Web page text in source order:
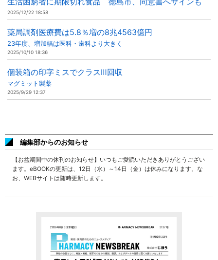
2025/12/22 18:58
薬局調剤医療費は5.8％増の8兆4563億円
23年度、増加幅は医科・歯科より大きく
2025/10/10 18:36
個装箱の印字ミスでクラスⅢ回収
マグミット製薬
2025/9/29 12:37
編集部からのお知らせ
【お盆期間中の休刊のお知らせ】いつもご愛読いただきありがとうござい
ます。eBOOKの更新は、12日（水）～14日（金）は休みになります。な
お、WEBサイトは随時更新します。